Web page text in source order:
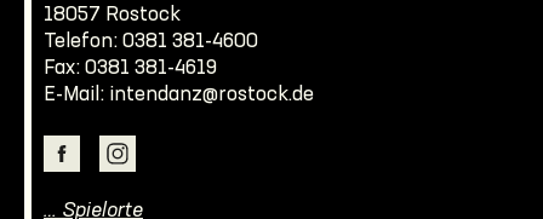
18057 Rostock
Telefon: 0381 381-4600
Fax: 0381 381-4619
E-Mail: intendanz@rostock.de
… Spielorte